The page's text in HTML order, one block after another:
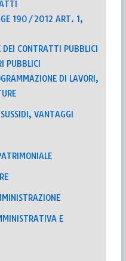
190/2012 ART. 1,
CONTRATTI PUBBLICI
PUBBLICI
DI LAVORI,
VANTAGGI
E